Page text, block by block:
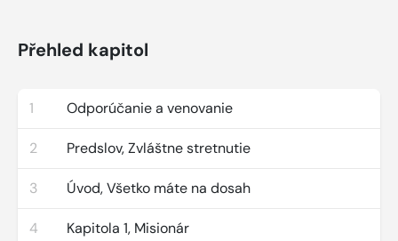
Přehled kapitol
1 Odporúčanie a venovanie
2 Predslov, Zvláštne stretnutie
3 Úvod, Všetko máte na dosah
4 Kapitola 1, Misionár